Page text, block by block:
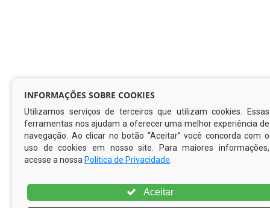
INFORMAÇÕES SOBRE COOKIES
Utilizamos serviços de terceiros que utilizam cookies. Essas
ferramentas nos ajudam a oferecer uma melhor experiência de
navegação. Ao clicar no botão “Aceitar” você concorda com o
uso de cookies em nosso site. Para maiores informações,
acesse a nossa Política de Privacidade
Aceitar